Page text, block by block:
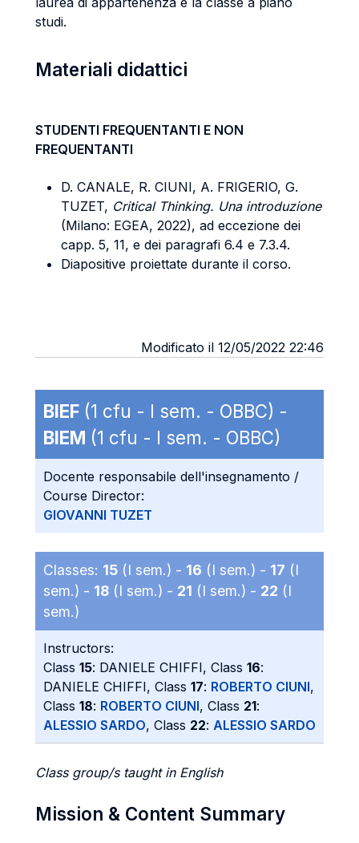
studi.
Materiali didattici
STUDENTI FREQUENTANTI E NON
FREQUENTANTI
D. CANALE, R. CIUNI, A. FRIGERIO, G.
TUZET, Critical Thinking. Una introduzione
(Milano: EGEA, 2022), ad eccezione dei
capp. 5, 11, e dei paragrafi 6.4 e 7.3.4.
Diapositive proiettate durante il corso.
Modificato il 12/05/2022 22:46
BIEF (1 cfu - I sem. - OBBC) -
BIEM (1 cfu - I sem. - OBBC)
Docente responsabile dell'insegnamento /
Course Director:
GIOVANNI TUZET
Classes: 15 (I sem.) - 16 (I sem.) - 17 (I
sem.) - 18 (I sem.) - 21 (I sem.) - 22 (I
sem.)
Instructors:
Class 15: DANIELE CHIFFI, Class 16:
DANIELE CHIFFI, Class 17: ROBERTO CIUNI,
Class 18: ROBERTO CIUNI, Class 21:
ALESSIO SARDO, Class 22: ALESSIO SARDO
Class group/s taught in English
Mission & Content Summary